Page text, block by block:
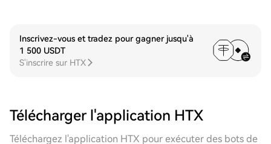
Inscrivez-vous et tradez pour gagner jusqu'à
1 500 USDT
S'inscrire sur HTX
Télécharger l'application HTX
Téléchargez l'application HTX pour exécuter des bots de